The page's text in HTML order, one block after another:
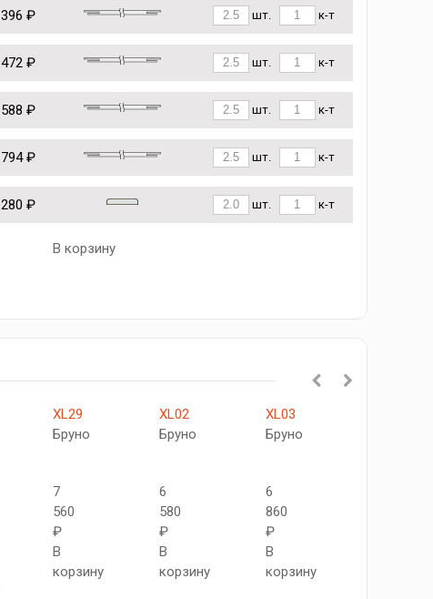
396 ₽ шт. к-т
472 ₽ шт. к-т
588 ₽ шт. к-т
794 ₽ шт. к-т
280 ₽ шт. к-т
В корзину
XL29
Бруно
7
560
₽
В
корзину
XL02
Бруно
6
580
₽
В
корзину
XL03
Бруно
6
860
₽
В
корзину